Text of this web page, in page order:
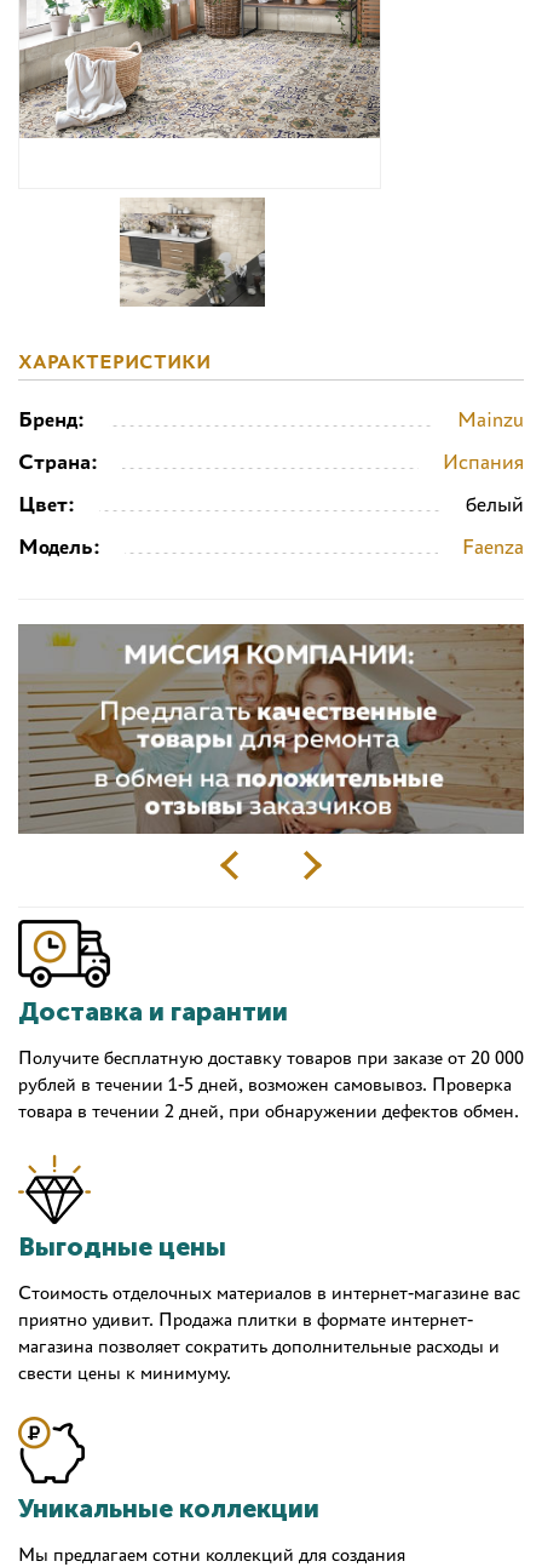
ХАРАКТЕРИСТИКИ
Бренд:
Mainzu
Страна:
Испания
Цвет:
белый
Модель:
Faenza
Доставка и гарантии
Получите бесплатную доставку товаров при заказе от 20 000
рублей в течении 1-5 дней, возможен самовывоз. Проверка
товара в течении 2 дней, при обнаружении дефектов обмен.
Выгодные цены
Стоимость отделочных материалов в интернет-магазине вас
приятно удивит. Продажа плитки в формате интернет-
магазина позволяет сократить дополнительные расходы и
свести цены к минимуму.
Уникальные коллекции
Мы предлагаем сотни коллекций для создания